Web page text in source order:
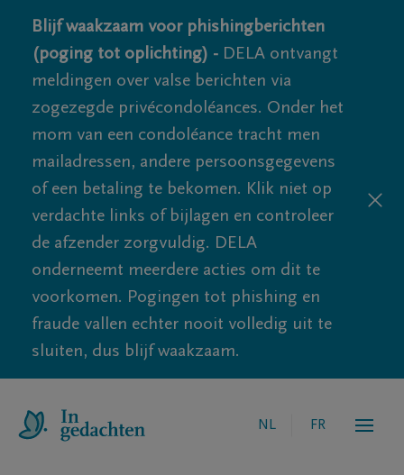
Blijf waakzaam voor phishingberichten
(poging tot oplichting) - DELA ontvangt
meldingen over valse berichten via
zogezegde privécondoléances. Onder het
mom van een condoléance tracht men
mailadressen, andere persoonsgegevens
of een betaling te bekomen. Klik niet op
verdachte links of bijlagen en controleer
de afzender zorgvuldig. DELA
onderneemt meerdere acties om dit te
voorkomen. Pogingen tot phishing en
fraude vallen echter nooit volledig uit te
sluiten, dus blijf waakzaam.
NL FR